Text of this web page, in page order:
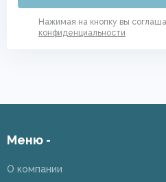
Нажимая на кнопку вы
конфиденциальности
Меню -
О компании